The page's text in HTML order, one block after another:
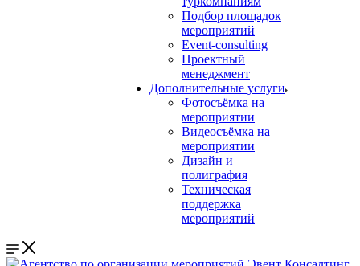
Подбор площадок
мероприятий
Event-consulting
Проектный
менеджмент
Дополнительные услуги
Фотосъёмка на
мероприятии
Видеосъёмка на
мероприятии
Дизайн и
полиграфия
Техническая
поддержка
мероприятий